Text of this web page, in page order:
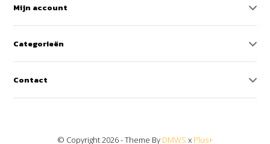
Mijn account
Categorieën
Contact
© Copyright 2026 - Theme By DMWS x Plus+